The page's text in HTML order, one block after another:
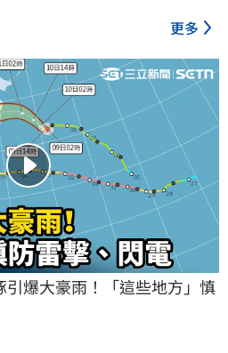
更多
引爆大豪雨！「這些地方」慎